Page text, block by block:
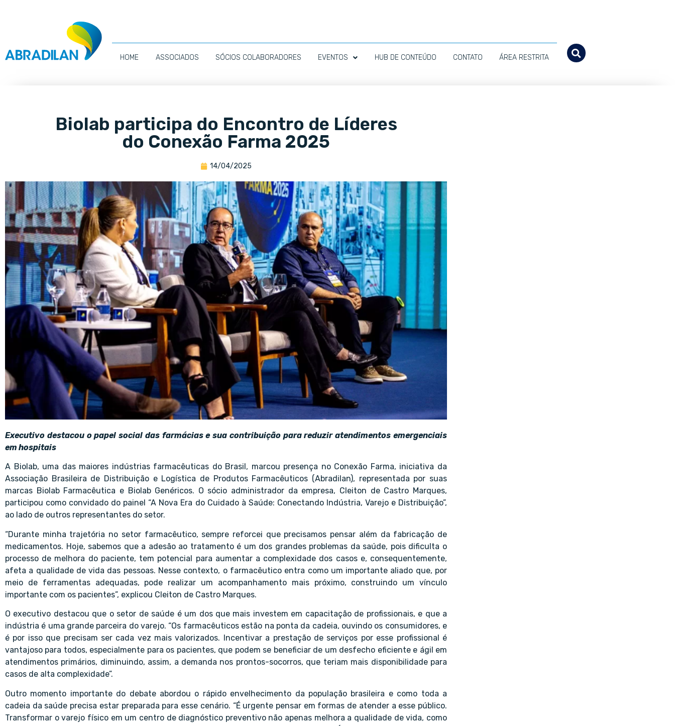
HOME ASSOCIADOS SÓCIOS COLABORADORES EVENTOS HUB DE CONTEÚDO CONTATO ÁREA RESTRITA
Biolab participa do Encontro de Líderes
do Conexão Farma 2025
14/04/2025
Executivo destacou o papel social das farmácias e sua contribuição para reduzir atendimentos emergenciais
em hospitais
A Biolab, uma das maiores indústrias farmacêuticas do Brasil, marcou presença no Conexão Farma, iniciativa da
Associação Brasileira de Distribuição e Logística de Produtos Farmacêuticos (Abradilan), representada por suas
marcas Biolab Farmacêutica e Biolab Genéricos. O sócio administrador da empresa, Cleiton de Castro Marques,
participou como convidado do painel “A Nova Era do Cuidado à Saúde: Conectando Indústria, Varejo e Distribuição”,
ao lado de outros representantes do setor.
“Durante minha trajetória no setor farmacêutico, sempre reforcei que precisamos pensar além da fabricação de
medicamentos. Hoje, sabemos que a adesão ao tratamento é um dos grandes problemas da saúde, pois dificulta o
processo de melhora do paciente, tem potencial para aumentar a complexidade dos casos e, consequentemente,
afeta a qualidade de vida das pessoas. Nesse contexto, o farmacêutico entra como um importante aliado que, por
meio de ferramentas adequadas, pode realizar um acompanhamento mais próximo, construindo um vínculo
importante com os pacientes”, explicou Cleiton de Castro Marques.
O executivo destacou que o setor de saúde é um dos que mais investem em capacitação de profissionais, e que a
indústria é uma grande parceira do varejo. “Os farmacêuticos estão na ponta da cadeia, ouvindo os consumidores, e
é por isso que precisam ser cada vez mais valorizados. Incentivar a prestação de serviços por esse profissional é
vantajoso para todos, especialmente para os pacientes, que podem se beneficiar de um desfecho eficiente e ágil em
atendimentos primários, diminuindo, assim, a demanda nos prontos-socorros, que teriam mais disponibilidade para
casos de alta complexidade”.
Outro momento importante do debate abordou o rápido envelhecimento da população brasileira e como toda a
cadeia da saúde precisa estar preparada para esse cenário. “É urgente pensar em formas de atender a esse público.
Transformar o varejo físico em um centro de diagnóstico preventivo não apenas melhora a qualidade de vida, como